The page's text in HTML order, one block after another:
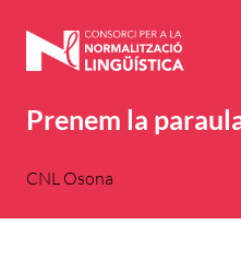
Prenem la
CNL Osona